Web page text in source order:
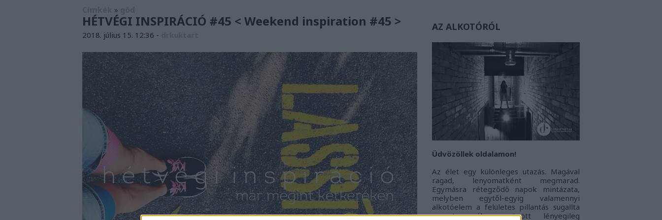
»
HÉTVÉGI INSPIRÁCIÓ #45 < Weekend inspiration #45 >
2018. július 15. 12:36 -
AZ ALKOTÓRÓL
Üdvözöllek oldalamon!
Az élet egy különleges utazás. Magával
ragad, lenyomatként megmarad.
Egymásra rétegződő napok mintázata,
melyben egytől-egyig valamennyi
alkotóelem a felületes pillantás sugallta
monoton álarc mögött lényegileg